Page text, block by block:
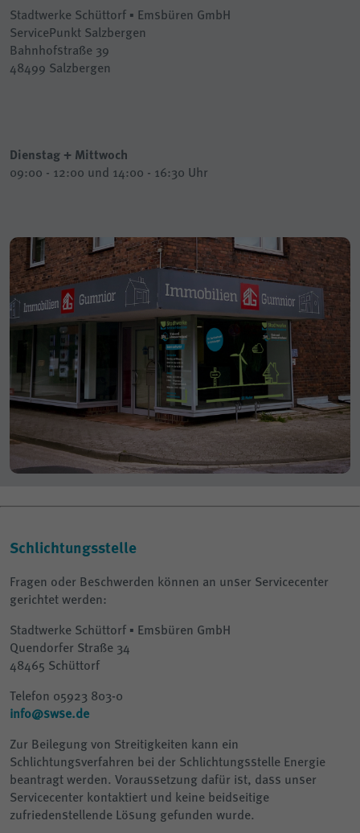
Stadtwerke Schüttorf ▪ Emsbüren GmbH
ServicePunkt Salzbergen
Bahnhofstraße 39
48499 Salzbergen
Dienstag + Mittwoch
09:00 - 12:00 und 14:00 - 16:30 Uhr
Schlichtungsstelle
Fragen oder Beschwerden können an unser Servicecenter
gerichtet werden:
Stadtwerke Schüttorf ▪ Emsbüren GmbH
Quendorfer Straße 34
48465 Schüttorf
Telefon 05923 803-0
info@swse.de
Zur Beilegung von Streitigkeiten kann ein
Schlichtungsverfahren bei der Schlichtungsstelle Energie
beantragt werden. Voraussetzung dafür ist, dass unser
Servicecenter kontaktiert und keine beidseitige
zufriedenstellende Lösung gefunden wurde.